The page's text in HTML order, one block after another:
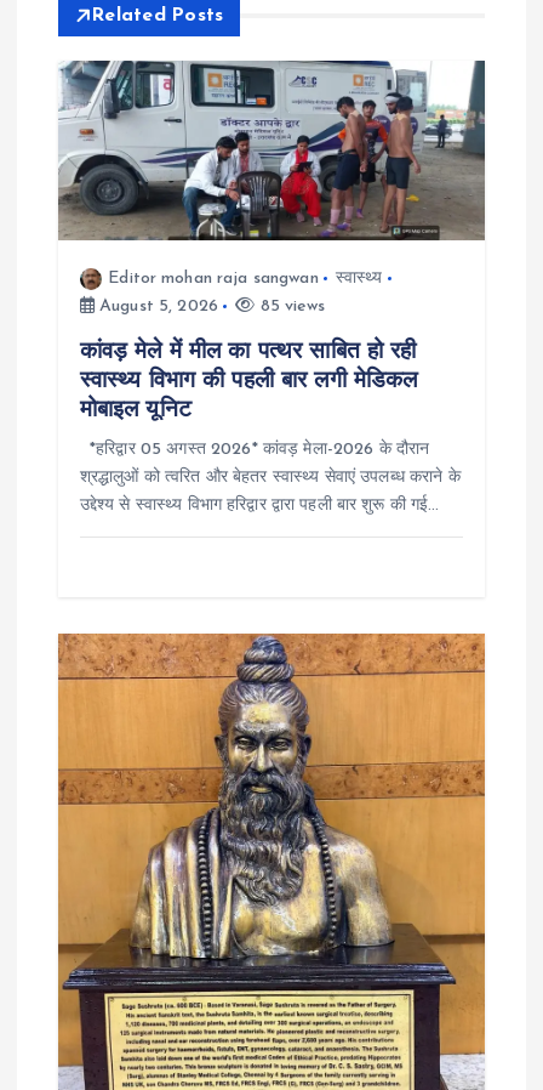
v
g
Related Posts
Editor mohan raja sangwan
स्वास्थ्य
August 5, 2026
85 views
कांवड़ मेले में मील का पत्थर साबित हो रही
स्वास्थ्य विभाग की पहली बार लगी मेडिकल
मोबाइल यूनिट
*हरिद्वार 05 अगस्त 2026* कांवड़ मेला-2026 के दौरान
श्रद्धालुओं को त्वरित और बेहतर स्वास्थ्य सेवाएं उपलब्ध कराने के
उद्देश्य से स्वास्थ्य विभाग हरिद्वार द्वारा पहली बार शुरू की गई…